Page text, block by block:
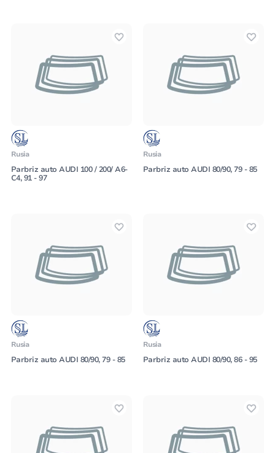
Rusia
Parbriz auto AUDI 100 / 200/ A6-
C4, 91 - 97
Rusia
Parbriz auto AUDI 80/90, 79 - 85
Rusia
Parbriz auto AUDI 80/90, 79 - 85
Rusia
Parbriz auto AUDI 80/90, 86 - 95